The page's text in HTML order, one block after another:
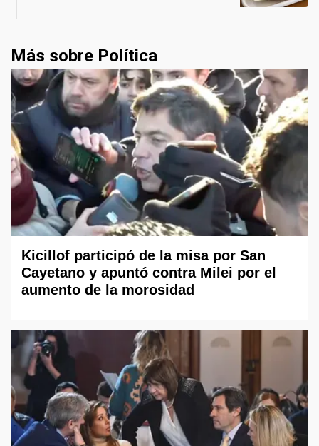
Más sobre Política
Kicillof participó de la misa por San
Cayetano y apuntó contra Milei por el
aumento de la morosidad